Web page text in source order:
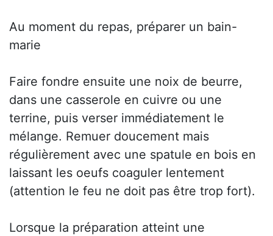
Au moment du repas, préparer un bain-
marie
Faire fondre ensuite une noix de beurre,
dans une casserole en cuivre ou une
terrine, puis verser immédiatement le
mélange. Remuer doucement mais
régulièrement avec une spatule en bois en
laissant les oeufs coaguler lentement
(attention le feu ne doit pas être trop fort).
Lorsque la préparation atteint une